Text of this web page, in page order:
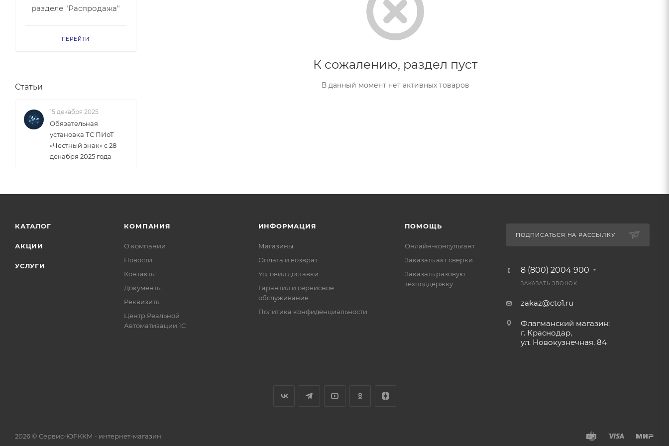
К сожалению, раздел пуст
В данный момент нет активных товаров
разделе "Распродажа"
ПЕРЕЙТИ
Статьи
15 декабря 2025
Обязательная
установка ТС ПИоТ
«Честный знак» с 28
декабря 2025 года
КАТАЛОГ
АКЦИИ
УСЛУГИ
КОМПАНИЯ
О компании
Новости
Контакты
Документы
Реквизиты
Центр Реальной
Автоматизации 1С
ИНФОРМАЦИЯ
Магазины
Оплата и возврат
Условия доставки
Гарантия и сервисное
обслуживание
Политика конфиденциальности
ПОМОЩЬ
Онлайн-консультант
Заказать акт сверки
Заказать разовую
техподдержку
ПОДПИСАТЬСЯ НА РАССЫЛКУ
8 (800) 2004 900
ЗАКАЗАТЬ ЗВОНОК
zakaz@cto1.ru
Флагманский магазин:
г. Краснодар,
ул. Новокузнечная, 84
2026 © Сервис-ЮГ-ККМ - интернет-магазин